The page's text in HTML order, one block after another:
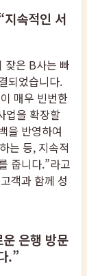
속적인 서
잦은 B사는 빠
되었습니다.
매우 빈번한
업을 확장할
을 반영하여
는 등, 지속적
줍니다.”라고
객과 함께 성
은행 방문
.”